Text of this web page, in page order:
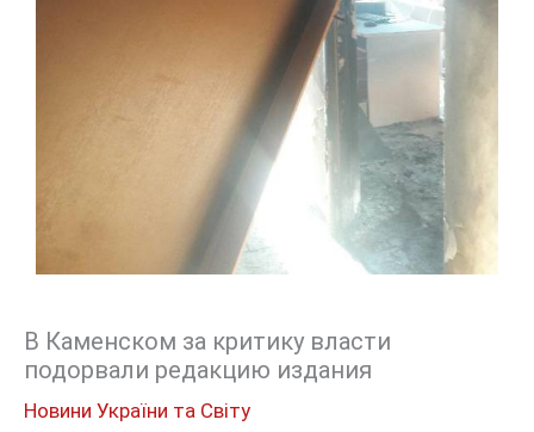
В Каменском за критику власти
подорвали редакцию издания
Новини України та Світу